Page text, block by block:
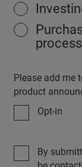
process
Please add me
product
Opt-in
By